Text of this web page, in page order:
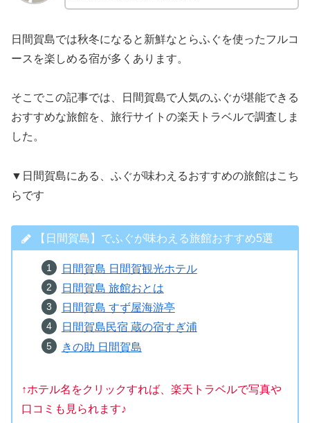
日間賀島では秋冬になると新鮮なとらふぐを使ったフルコ
ースを楽しめる宿が多くあります。
そこでこの記事では、日間賀島で人気のふぐが堪能できる
おすすめな旅館を、旅行サイトの楽天トラベルで調査しま
した。
▼日間賀島にある、ふぐが味わえるおすすめの旅館はこち
らです
【日間賀島】でふぐが味わえる旅館おすすめ5選
日間賀島 日間賀観光ホテル
日間賀島 旅館おとは
日間賀島 すず屋海游亭
日間賀島民宿 蔵の宿すぎ浦
きの助 日間賀島
↑ホテル名をクリックすれば、楽天トラベルで写真や
口コミも見られます♪